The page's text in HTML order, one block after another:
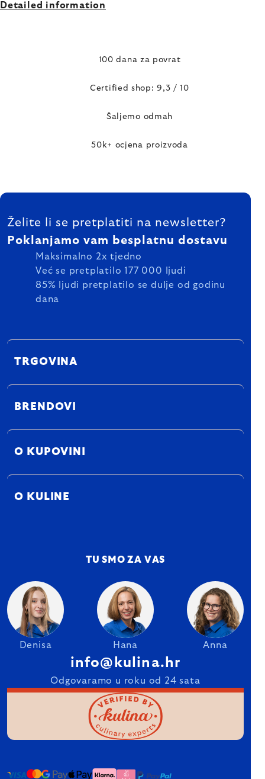
Detailed information
100 dana za povrat
Certified shop: 9,3 / 10
Šaljemo odmah
50k+ ocjena proizvoda
FOOTER
Želite li se pretplatiti na newsletter?
Poklanjamo vam besplatnu dostavu
Maksimalno 2x tjedno
Već se pretplatilo 177 000 ljudi
85% ljudi pretplatilo se dulje od godinu
dana
TRGOVINA
BRENDOVI
O KUPOVINI
O KULINE
TU SMO ZA VAS
Denisa Hana Anna
info@kulina.hr
Odgovaramo u roku od 24 sata